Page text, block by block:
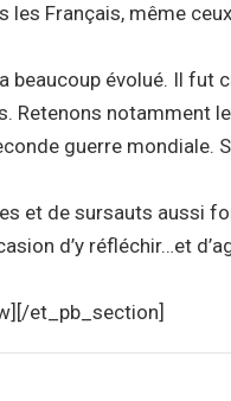
Français, même
beaucoup évolué. Il
notamment
guerre mondiale.
et de sursauts aussi
d’y réfléchir…et
et_pb_section]